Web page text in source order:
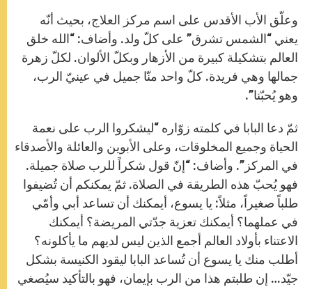
وعلّق الأب الأقدس على اسم مركز العلاج، بحيث أنّه
يعني “الشمس تشرق” على كلّ ولد. وأضاف: “الله خلق
العالم بتشكيلة كبيرة من الأزهار وبكلّ الألوان. لكلّ زهرة
جمالها وهي فريدة. كلّ واحد منّا جميل في عينيّ الرب،
وهو يُحبّنا”.
ثمّ دعا البابا في كلمته زوّاره “ليشكروا الرب على نعمة
الحياة وجميع المخلوقات، وعلى الأبوين والعائلة والأصدقاء
في المركز”. وأضاف: “إنّ قول شكراً للرب صلاة جميلة.
فهو يُحبّ هذه الطريقة في الصلاة. ثمّ يمكنكم أن تُضيفوا
طلباً صغيراً، مثلاً: يا يسوع، أيمكنك أن تساعد أبي وأمّي
في عملهما؟ أيمكنك تعزية جدّتي المريضة؟ أيمكنك
الاعتناء بأولاد العالم أجمع الذين ليس لديهم ما يأكلونه؟
أطلب منك يا يسوع أن تُساعد البابا ليقود الكنيسة بشكل
جيّد… إن طلبتم هذا من الرب بإيمان، فهو بالتأكيد سيُصغي